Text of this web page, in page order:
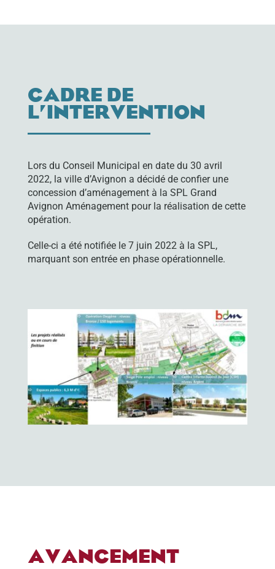
CADRE DE
L’INTERVENTION
Lors du Conseil Municipal en date du 30 avril
2022, la ville d’Avignon a décidé de confier une
concession d’aménagement à la SPL Grand
Avignon Aménagement pour la réalisation de cette
opération.
Celle-ci a été notifiée le 7 juin 2022 à la SPL,
marquant son entrée en phase opérationnelle.
AVANCEMENT